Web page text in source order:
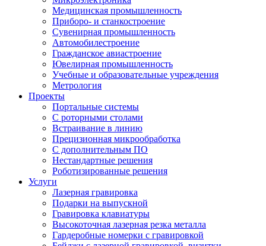
Медицинская промышленность
Приборо- и станкостроение
Сувенирная промышленность
Автомобилестроение
Гражданское авиастроение
Ювелирная промышленность
Учебные и образовательные учреждения
Метрология
Проекты
Портальные системы
С роторными столами
Встраивание в линию
Прецизионная микрообработка
С дополнительным ПО
Нестандартные решения
Роботизированные решения
Услуги
Лазерная гравировка
Подарки на выпускной
Гравировка клавиатуры
Высокоточная лазерная резка металла
Гардеробные номерки с гравировкой